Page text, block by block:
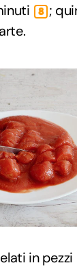
8 ;
in pezzi